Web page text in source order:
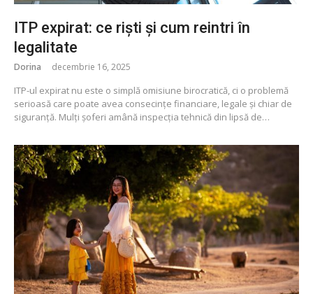
ITP expirat: ce riști și cum reintri în
legalitate
Dorina decembrie 16, 2025
ITP-ul expirat nu este o simplă omisiune birocratică, ci o problemă
serioasă care poate avea consecințe financiare, legale și chiar de
siguranță. Mulți șoferi amână inspecția tehnică din lipsă de…